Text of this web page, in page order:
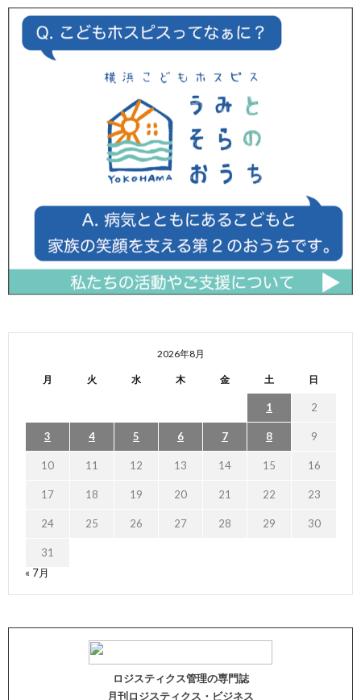
2026年8月
月 火 水 木 金 土 日
1 2
3 4 5 6 7 8 9
10 11 12 13 14 15 16
17 18 19 20 21 22 23
24 25 26 27 28 29 30
31
« 7月
ロジスティクス管理の専門誌
月刊ロジスティクス・ビジネス